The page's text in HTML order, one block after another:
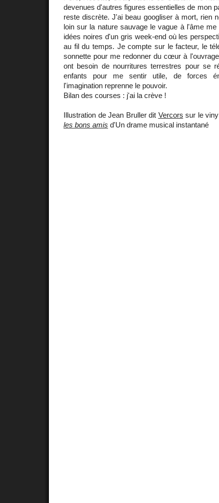
devenues d'autres figures essentielles de mon
reste discrète. J'ai beau googliser à mort, rien
loin sur la nature sauvage le vague à l'âme
idées noires d'un gris week-end où les
au fil du temps. Je compte sur le facteur, le
sonnette pour me redonner du cœur à
ont besoin de nourritures terrestres pour se
enfants pour me sentir utile, de forces
l'imagination reprenne le pouvoir.
Bilan des courses : j'ai la crève !
Illustration de Jean Bruller dit Vercors sur le
les bons amis d'Un drame musical instantané